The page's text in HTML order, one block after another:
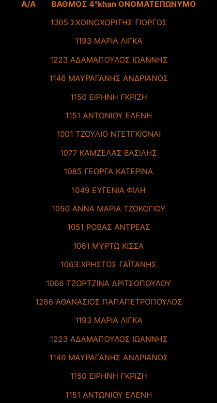
A/A ΒΑΘΜΟΣ 4°khan ΟΝΟΜΑΤΕΠΩΝΥΜΟ
1305 ΣΧΟΙΝΟΧΩΡΙΤΗΣ ΓΙΩΡΓΟΣ
1193 ΜΑΡΙΑ ΛΙΓΚΑ
1223 ΑΔΑΜΑΠΟΥΛΟΣ ΙΩΑΝΝΗΣ
1146 ΜΑΥΡΑΓΑΝΗΣ ΑΝΔΡΙΑΝΟΣ
1150 ΕΙΡΗΝΗ ΓΚΡΙΖΗ
1151 ΑΝΤΩΝΙΟΥ ΕΛΕΝΗ
1001 ΤΖΟΥΛΙΟ ΝΤΕΤΓΚΙΟΝΑΙ
1077 ΚΑΜΖΕΛΑΣ ΒΑΣΙΛΗΣ
1085 ΓΕΩΡΓΑ ΚΑΤΕΡΙΝΑ
1049 ΕΥΓΕΝΙΑ ΦΙΛΗ
1050 ΑΝΝΑ ΜΑΡΙΑ ΤΖΟΚΟΓΙΟΥ
1051 ΡΟΒΑΣ ΑΝΤΡΕΑΣ
1061 ΜΥΡΤΩ ΚΙΣΣΑ
1063 ΧΡΗΣΤΟΣ ΓΑΪΤΑΝΗΣ
1066 ΤΖΩΡΤΖΙΝΑ ΔΡΙΤΣΟΠΟΥΛΟΥ
1286 ΑΘΑΝΑΣΙΟΣ ΠΑΠΑΠΕΤΡΟΠΟΥΛΟΣ
1193 ΜΑΡΙΑ ΛΙΓΚΑ
1223 ΑΔΑΜΑΠΟΥΛΟΣ ΙΩΑΝΝΗΣ
1146 ΜΑΥΡΑΓΑΝΗΣ ΑΝΔΡΙΑΝΟΣ
1150 ΕΙΡΗΝΗ ΓΚΡΙΖΗ
1151 ΑΝΤΩΝΙΟΥ ΕΛΕΝΗ